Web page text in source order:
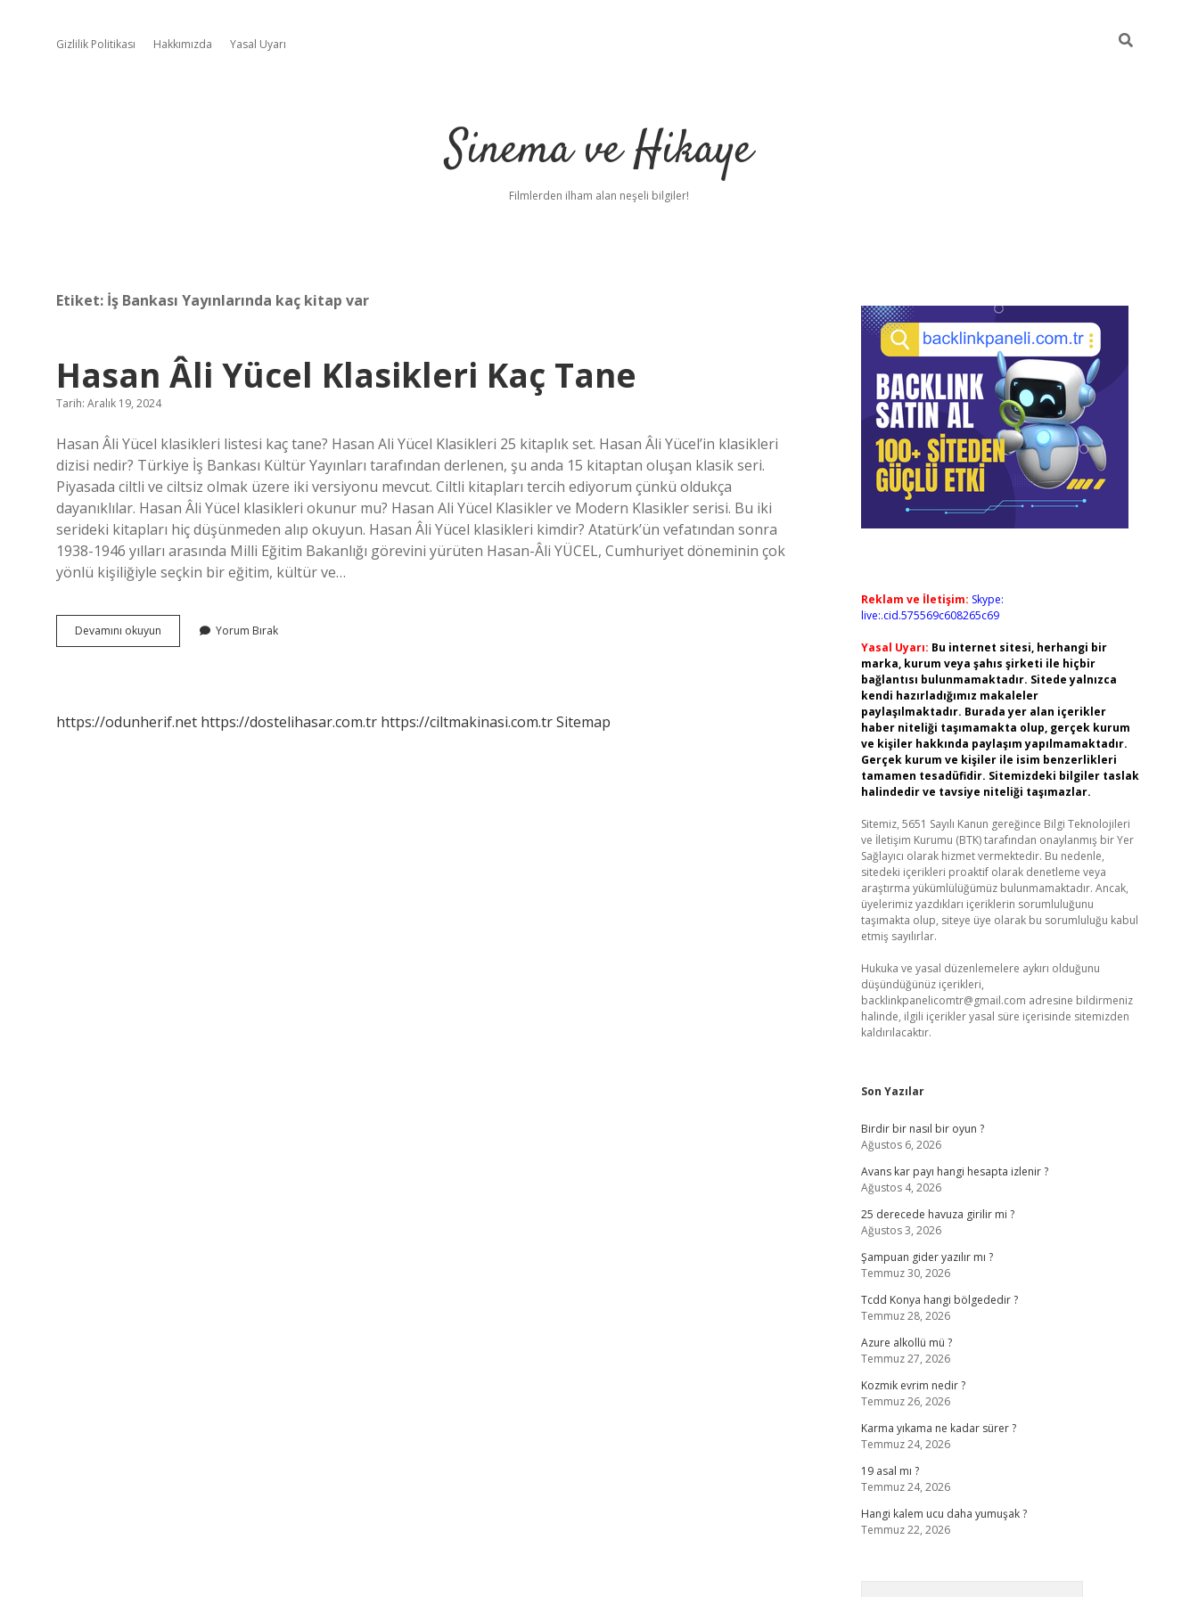
Gizlilik Politikası Hakkımızda Yasal Uyarı
Sinema ve Hikaye
Filmlerden ilham alan neşeli bilgiler!
Etiket: İş Bankası Yayınlarında kaç kitap var
Hasan Âli Yücel Klasikleri Kaç Tane
Tarih: Aralık 19, 2024
Hasan Âli Yücel klasikleri listesi kaç tane? Hasan Ali Yücel Klasikleri 25 kitaplık set. Hasan Âli Yücel’in klasikleri
dizisi nedir? Türkiye İş Bankası Kültür Yayınları tarafından derlenen, şu anda 15 kitaptan oluşan klasik seri.
Piyasada ciltli ve ciltsiz olmak üzere iki versiyonu mevcut. Ciltli kitapları tercih ediyorum çünkü oldukça
dayanıklılar. Hasan Âli Yücel klasikleri okunur mu? Hasan Ali Yücel Klasikler ve Modern Klasikler serisi. Bu iki
serideki kitapları hiç düşünmeden alıp okuyun. Hasan Âli Yücel klasikleri kimdir? Atatürk’ün vefatından sonra
1938-1946 yılları arasında Milli Eğitim Bakanlığı görevini yürüten Hasan-Âli YÜCEL, Cumhuriyet döneminin çok
yönlü kişiliğiyle seçkin bir eğitim, kültür ve…
Devamını okuyun
Âli
Yorum Bırak
https://odunherif.net https://dostelihasar.com.tr https://ciltmakinasi.com.trSitemap
Sidebar
Reklam ve İletişim: Skype:
live:.cid.575569c608265c69
Yasal Uyarı: Bu internet sitesi, herhangi bir
marka, kurum veya şahıs şirketi ile hiçbir
bağlantısı bulunmamaktadır. Sitede yalnızca
kendi hazırladığımız makaleler
paylaşılmaktadır. Burada yer alan içerikler
haber niteliği taşımamakta olup, gerçek kurum
ve kişiler hakkında paylaşım yapılmamaktadır.
Gerçek kurum ve kişiler ile isim benzerlikleri
tamamen tesadüfidir. Sitemizdeki bilgiler taslak
halindedir ve tavsiye niteliği taşımazlar.
Sitemiz, 5651 Sayılı Kanun gereğince Bilgi Teknolojileri
ve İletişim Kurumu (BTK) tarafından onaylanmış bir Yer
Sağlayıcı olarak hizmet vermektedir. Bu nedenle,
sitedeki içerikleri proaktif olarak denetleme veya
araştırma yükümlülüğümüz bulunmamaktadır. Ancak,
üyelerimiz yazdıkları içeriklerin sorumluluğunu
taşımakta olup, siteye üye olarak bu sorumluluğu kabul
etmiş sayılırlar.
Hukuka ve yasal düzenlemelere aykırı olduğunu
düşündüğünüz içerikleri,
backlinkpanelicomtr@gmail.com adresine bildirmeniz
halinde, ilgili içerikler yasal süre içerisinde sitemizden
kaldırılacaktır.
Son Yazılar
Birdir bir nasıl bir oyun ?
Ağustos 6, 2026
Avans kar payı hangi hesapta izlenir ?
Ağustos 4, 2026
25 derecede havuza girilir mi ?
Ağustos 3, 2026
Şampuan gider yazılır mı ?
Temmuz 30, 2026
Tcdd Konya hangi bölgededir ?
Temmuz 28, 2026
Azure alkollü mü ?
Temmuz 27, 2026
Kozmik evrim nedir ?
Temmuz 26, 2026
Karma yıkama ne kadar sürer ?
Temmuz 24, 2026
19 asal mı ?
Temmuz 24, 2026
Hangi kalem ucu daha yumuşak ?
Temmuz 22, 2026